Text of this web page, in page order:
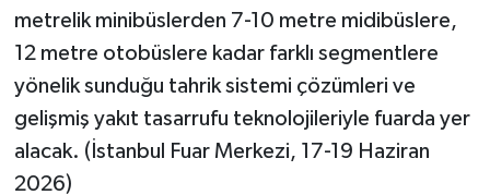
metrelik minibüslerden 7-10 metre midibüslere,
12 metre otobüslere kadar farklı segmentlere
yönelik sunduğu tahrik sistemi çözümleri ve
gelişmiş yakıt tasarrufu teknolojileriyle fuarda yer
alacak. (İstanbul Fuar Merkezi, 17-19 Haziran
2026)